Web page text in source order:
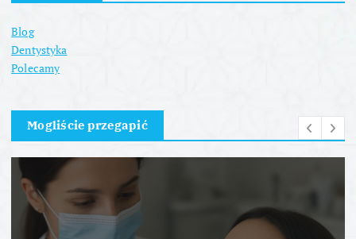
Blog
Dentystyka
Polecamy
Mogliście przegapić